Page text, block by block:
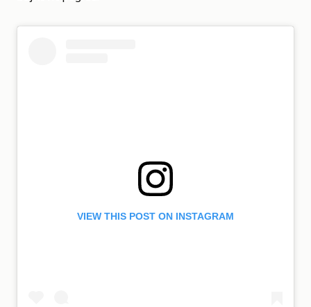
VIEW THIS POST ON INSTAGRAM